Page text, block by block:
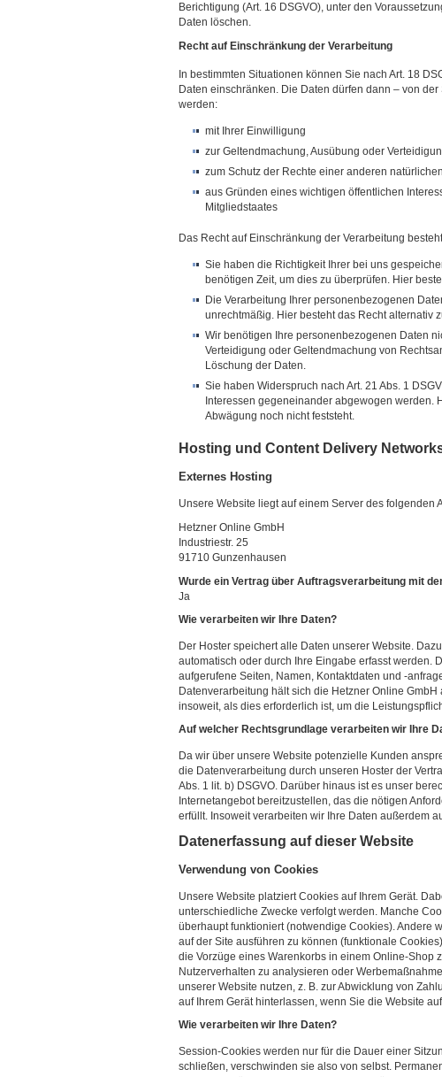
Berichtigung (Art. 16 DSGVO), unter den
Daten löschen.
Recht auf Einschränkung der Verarbeitung
In bestimmten Situationen können Sie nach Art. 18
Daten einschränken. Die Daten dürfen dann – von
werden:
mit Ihrer Einwilligung
zur Geltendmachung, Ausübung oder
zum Schutz der Rechte einer anderen
aus Gründen eines wichtigen öffentlichen
Mitgliedstaates
Das Recht auf Einschränkung der Verarbeitung
Sie haben die Richtigkeit Ihrer bei uns
benötigen Zeit, um dies zu überprüfen. Hier
Die Verarbeitung Ihrer personenbezogenen
unrechtmäßig. Hier besteht das Recht alternativ
Wir benötigen Ihre personenbezogenen Daten
Verteidigung oder Geltendmachung von
Löschung der Daten.
Sie haben Widerspruch nach Art. 21 Abs. 1
Interessen gegeneinander abgewogen werden.
Abwägung noch nicht feststeht.
Hosting und Content Delivery
Externes Hosting
Unsere Website liegt auf einem Server des folgenden
Hetzner Online GmbH
Industriestr. 25
91710 Gunzenhausen
Wurde ein Vertrag über Auftragsverarbeitung mit
Ja
Wie verarbeiten wir Ihre Daten?
Der Hoster speichert alle Daten unserer Website.
automatisch oder durch Ihre Eingabe erfasst werden.
aufgerufene Seiten, Namen, Kontaktdaten und -
Datenverarbeitung hält sich die Hetzner Online
insoweit, als dies erforderlich ist, um die
Auf welcher Rechtsgrundlage verarbeiten wir Ihre
Da wir über unsere Website potenzielle Kunden
die Datenverarbeitung durch unseren Hoster der
Abs. 1 lit. b) DSGVO. Darüber hinaus ist es unser
Internetangebot bereitzustellen, das die nötigen
erfüllt. Insoweit verarbeiten wir Ihre Daten außerdem
Datenerfassung auf dieser Website
Verwendung von Cookies
Unsere Website platziert Cookies auf Ihrem Gerät.
unterschiedliche Zwecke verfolgt werden. Manche
überhaupt funktioniert (notwendige Cookies). Andere
auf der Site ausführen zu können (funktionale
die Vorzüge eines Warenkorbs in einem Online-Shop
Nutzerverhalten zu analysieren oder
unserer Website nutzen, z. B. zur Abwicklung von
auf Ihrem Gerät hinterlassen, wenn Sie die Website
Wie verarbeiten wir Ihre Daten?
Session-Cookies werden nur für die Dauer einer
schließen, verschwinden sie also von selbst.